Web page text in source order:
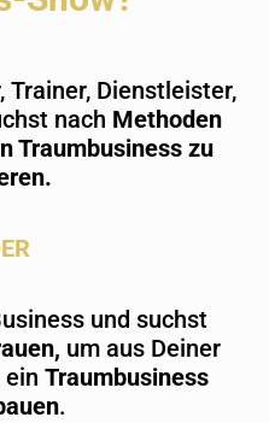
Trainer, Dienstleister,
nach Methoden
Traumbusiness zu
und suchst
um aus Deiner
Traumbusiness
.